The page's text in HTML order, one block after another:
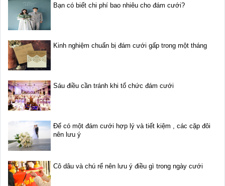
Bạn có biết chi phí bao nhiêu cho đám cưới?
Kinh nghiệm chuẩn bị đám cưới gấp trong một tháng
Sáu điều cần tránh khi tổ chức đám cưới
Để có một đám cưới hợp lý và tiết kiệm , các cặp đôi
nên lưu ý
Cô dâu và chú rể nên lưu ý điều gì trong ngày cưới